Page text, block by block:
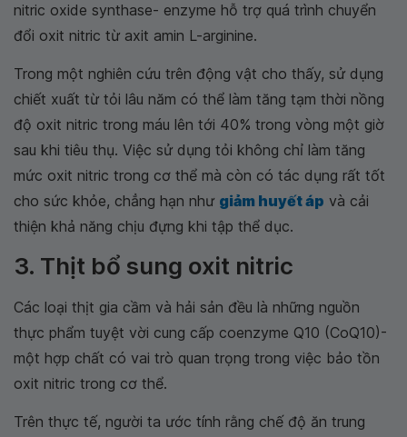
nitric oxide synthase- enzyme hỗ trợ quá trình chuyển
đổi oxit nitric từ axit amin L-arginine.
Trong một nghiên cứu trên động vật cho thấy, sử dụng
chiết xuất từ tỏi lâu năm có thể làm tăng tạm thời nồng
độ oxit nitric trong máu lên tới 40% trong vòng một giờ
sau khi tiêu thụ. Việc sử dụng tỏi không chỉ làm tăng
mức oxit nitric trong cơ thể mà còn có tác dụng rất tốt
cho sức khỏe, chẳng hạn như giảm huyết áp và cải
thiện khả năng chịu đựng khi tập thể dục.
3. Thịt bổ sung oxit nitric
Các loại thịt gia cầm và hải sản đều là những nguồn
thực phẩm tuyệt vời cung cấp coenzyme Q10 (CoQ10)-
một hợp chất có vai trò quan trọng trong việc bảo tồn
oxit nitric trong cơ thể.
Trên thực tế, người ta ước tính rằng chế độ ăn trung